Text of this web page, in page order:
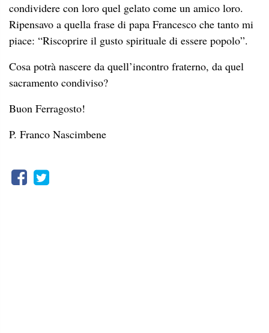
condividere con loro quel gelato come un amico loro.
Ripensavo a quella frase di papa Francesco che tanto mi
piace: “Riscoprire il gusto spirituale di essere popolo”.
Cosa potrà nascere da quell’incontro fraterno, da quel
sacramento condiviso?
Buon Ferragosto!
P. Franco Nascimbene